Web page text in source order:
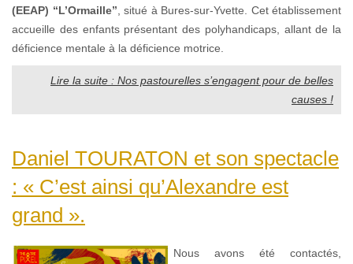
(EEAP) “L’Ormaille” , situé à Bures-sur-Yvette. Cet établissement
accueille des enfants présentant des polyhandicaps, allant de la
déficience mentale à la déficience motrice.
Lire la suite : Nos pastourelles s’engagent pour de belles
causes !
Daniel TOURATON et son spectacle
: « C’est ainsi qu’Alexandre est
grand ».
Nous avons été contactés,